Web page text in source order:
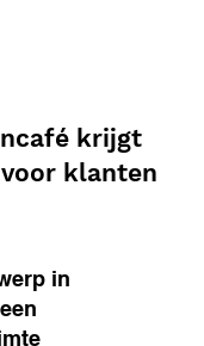
krijgt
klanten
in